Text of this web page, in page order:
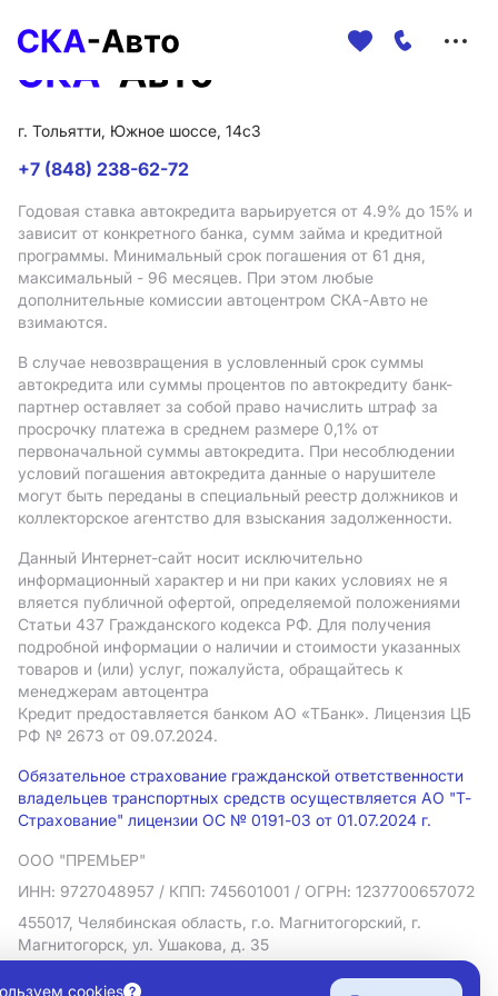
г. Тольятти, Южное шоссе, 14с3
+7 (848) 238-62-72
Годовая ставка автокредита варьируется от 4.9% до 15% и
зависит от конкретного банка, сумм займа и кредитной
программы. Минимальный срок погашения от 61 дня,
максимальный - 96 месяцев. При этом любые
дополнительные комиссии автоцентром СКА-Авто не
взимаются.
В случае невозвращения в условленный срок суммы
автокредита или суммы процентов по автокредиту банк-
партнер оставляет за собой право начислить штраф за
просрочку платежа в среднем размере 0,1% от
первоначальной суммы автокредита. При несоблюдении
условий погашения автокредита данные о нарушителе
могут быть переданы в специальный реестр должников и
коллекторское агентство для взыскания задолженности.
Данный Интернет-сайт носит исключительно
информационный характер и ни при каких условиях не я
вляется публичной офертой, определяемой положениями
Статьи 437 Гражданского кодекса РФ. Для получения
подробной информации о наличии и стоимости указанных
товаров и (или) услуг, пожалуйста, обращайтесь к
менеджерам автоцентра
Кредит предоставляется банком АO «ТБанк». Лицензия ЦБ
РФ № 2673 от 09.07.2024.
Обязательное страхование гражданской ответственности
владельцев транспортных средств осуществляется АО "Т-
Страхование" лицензии ОС № 0191-03 от 01.07.2024 г.
ООО "ПРЕМЬЕР"
ИНН: 9727048957 / КПП: 745601001 / ОГРН: 1237700657072
455017, Челябинская область, г.о. Магнитогорский, г.
Магнитогорск, ул. Ушакова, д. 35
Политика в отношении обработки персональных данных
cookies